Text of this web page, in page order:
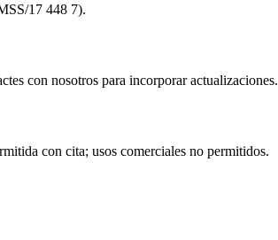
17 448 7).
con nosotros para incorporar actualizaciones.
con cita; usos comerciales no permitidos.